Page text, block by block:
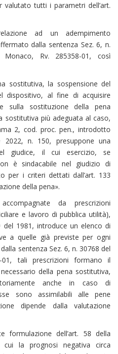
tutti i parametri dell’art.
ad un adempimento
dalla sentenza Sez. 6, n.
Rv. 285358-01, così
sostitutiva, la sospensione del
dispositivo, al fine di acquisire
sulla sostituzione della pena
sostitutiva più adeguata al caso,
2, cod. proc. pen., introdotto
2022, n. 150, presuppone una
giudice, il cui esercizio, se
è sindacabile nel giudizio di
per i criteri dettati dall’art. 133
della pena».
da prescrizioni
e lavoro di pubblica utilità),
del 1981, introduce un elenco di
a quelle già previste per ogni
sentenza Sez. 6, n. 30768 del
01, tali prescrizioni formano il
della pena sostitutiva,
anche in caso di
sono assimilabili alle pene
dipende dalla valutazione
formulazione dell’art. 58 della
la prognosi negativa circa